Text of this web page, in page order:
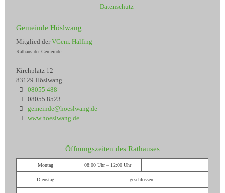
Datenschutz
Gemeinde Höslwang
Mitglied derVGem. Halfing
Rathaus der Gemeinde
Kirchplatz 12
83129 Höslwang
08055 488
08055 8523
gemeinde@hoeslwang.de
www.hoeslwang.de
Öffnungszeiten des Rathauses
Montag 08:00 Uhr – 12:00 Uhr
Dienstag geschlossen